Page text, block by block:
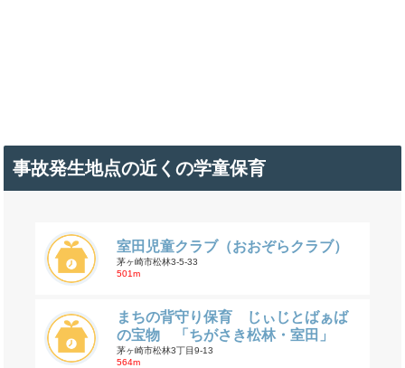
事故発生地点の近くの学童保育
室田児童クラブ（おおぞらクラブ）
茅ヶ崎市松林3-5-33
501m
まちの背守り保育 じぃじとばぁば
の宝物 「ちがさき松林・室田」
茅ヶ崎市松林3丁目9-13
564m